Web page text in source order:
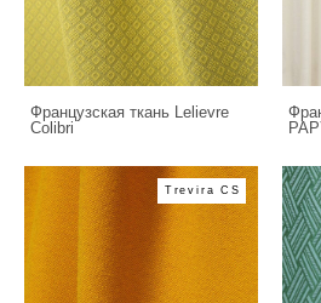
Французская ткань Lelievre
Colibri
Trevira CS